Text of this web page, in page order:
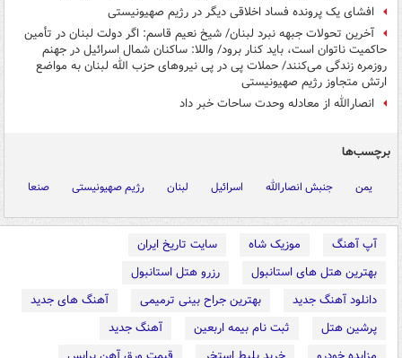
افشای یک پرونده فساد اخلاقی دیگر در رژیم صهیونیستی
آخرین تحولات جبهه نبرد لبنان/ شیخ نعیم قاسم: اگر دولت لبنان در تأمین
حاکمیت ناتوان است، باید کنار برود/ واللا: ساکنان شمال اسرائیل در جهنم
روزمره زندگی می‌کنند/ حملات پی در پی نیروهای حزب الله لبنان به مواضع
ارتش متجاوز رژیم صهیونیستی
انصارالله از معادله وحدت ساحات خبر داد
برچسب‌ها
یمن جنبش انصارالله اسرائیل لبنان رژیم صهیونیستی صنعا
آپ آهنگ موزیک شاه
سایت تاریخ ایران
بهترین هتل های استانبول
رزرو هتل استانبول
دانلود آهنگ جدید
بهترین جراح بینی ترمیمی
آهنگ های جدید
پرشین هتل
ثبت نام بیمه اربعین
آهنگ جدید